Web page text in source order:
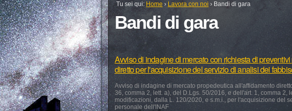
Tu sei qui: Home › Lavora con noi › Bandi di gara
Bandi di gara
Avviso di indagine di mercato con richiesta di
diretto per l'acquisizione del servizio di analisi dei
Avviso di indagine di mercato propedeutica all'affidamento
36, comma 2, lett. a), del D.Lgs. 50/2016, e dell'art. 1, comma 2,
modificazioni, dalla L. 120/2020, e s.m.i., per l'acquisizione del
personale dell'INAF